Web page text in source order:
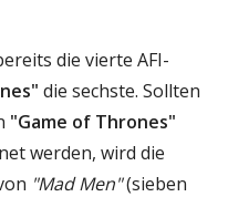
die vierte AFI-
die sechste. Sollten
"Game of Thrones"
werden, wird die
"Mad Men"(sieben